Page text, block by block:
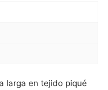
larga en tejido piqué